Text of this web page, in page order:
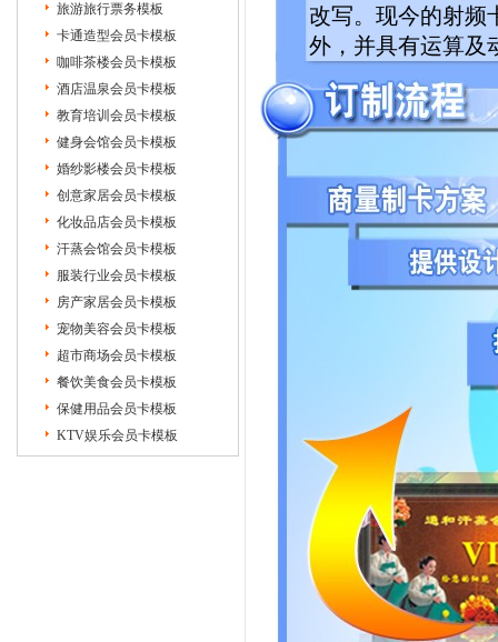
改写。现今的射频
外，并具有运算及
旅游旅行票务模板
卡通造型会员卡模板
咖啡茶楼会员卡模板
酒店温泉会员卡模板
教育培训会员卡模板
健身会馆会员卡模板
婚纱影楼会员卡模板
创意家居会员卡模板
化妆品店会员卡模板
汗蒸会馆会员卡模板
服装行业会员卡模板
房产家居会员卡模板
宠物美容会员卡模板
超市商场会员卡模板
餐饮美食会员卡模板
保健用品会员卡模板
KTV娱乐会员卡模板